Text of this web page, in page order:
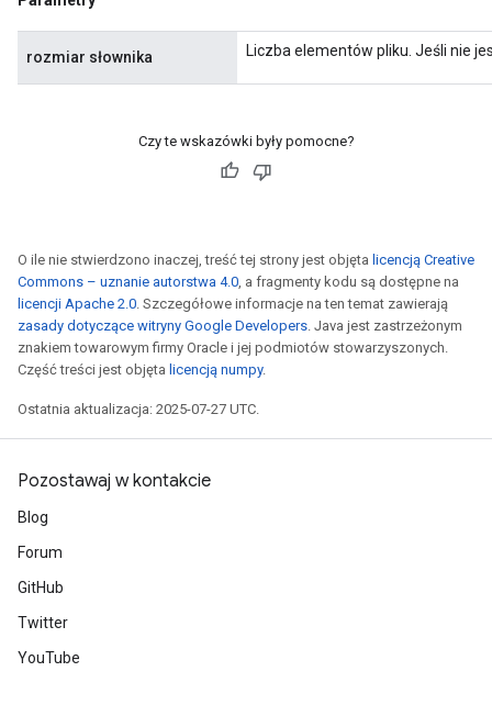
rozmiar słownika Liczba elementów pliku. Jeśli nie
Czy te wskazówki były pomocne?
O ile nie stwierdzono inaczej, treść tej strony jest objęta licencją Creative
Commons – uznanie autorstwa 4.0, a fragmenty kodu są dostępne na
licencji Apache 2.0. Szczegółowe informacje na ten temat zawierają
zasady dotyczące witryny Google Developers. Java jest zastrzeżonym
znakiem towarowym firmy Oracle i jej podmiotów stowarzyszonych.
Część treści jest objęta licencją numpy.
Ostatnia aktualizacja: 2025-07-27 UTC.
Pozostawaj w kontakcie
Blog
Forum
GitHub
Twitter
YouTube